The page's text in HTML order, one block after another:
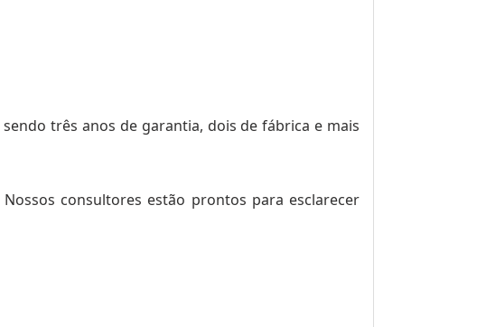
três anos de garantia, dois de fábrica e mais
consultores estão prontos para esclarecer